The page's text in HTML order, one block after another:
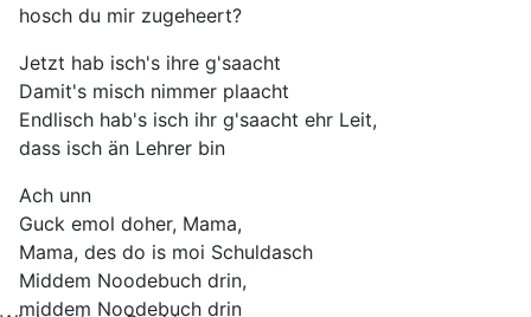
hosch du mir zugeheert?
Jetzt hab isch's ihre g'saacht
Damit's misch nimmer plaacht
Endlisch hab's isch ihr g'saacht ehr Leit,
dass isch än Lehrer bin
Ach unn
Guck emol doher, Mama,
Mama, des do is moi Schuldasch
Middem Noodebuch drin,
middem Noodebuch drin